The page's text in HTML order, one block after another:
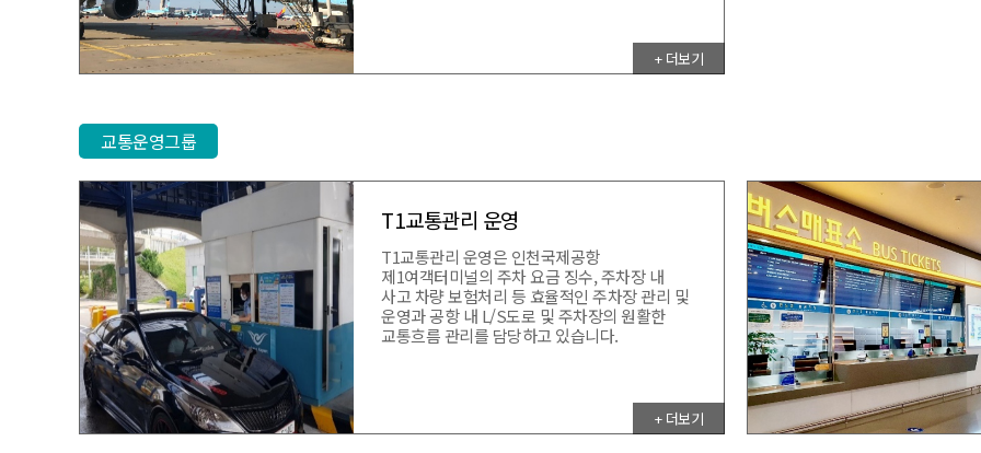
+ 더보기
교통운영그룹
T1교통관리 운영
T1교통관리 운영은 인천국제공항
제1여객터미널의 주차 요금 징수, 주차장 내
사고 차량 보험처리 등 효율적인 주차장 관리 및
운영과 공항 내 L/S도로 및 주차장의 원활한
교통흐름 관리를 담당하고 있습니다.
+ 더보기